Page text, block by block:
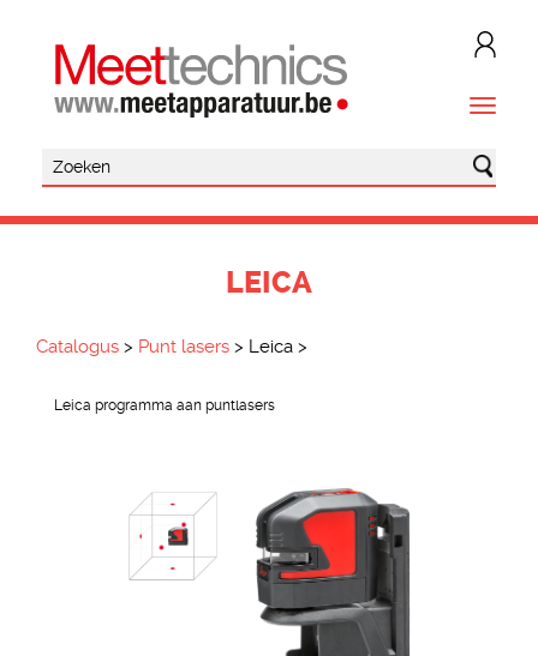
LEICA
Catalogus > Punt lasers > Leica >
Leica programma aan puntlasers